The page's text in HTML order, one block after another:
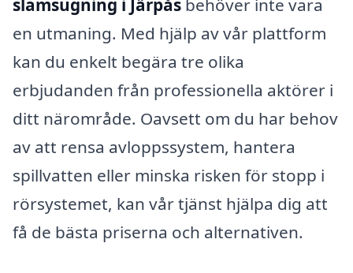
slamsugning i Järpås behöver inte vara
en utmaning. Med hjälp av vår plattform
kan du enkelt begära tre olika
erbjudanden från professionella aktörer i
ditt närområde. Oavsett om du har behov
av att rensa avloppssystem, hantera
spillvatten eller minska risken för stopp i
rörsystemet, kan vår tjänst hjälpa dig att
få de bästa priserna och alternativen.